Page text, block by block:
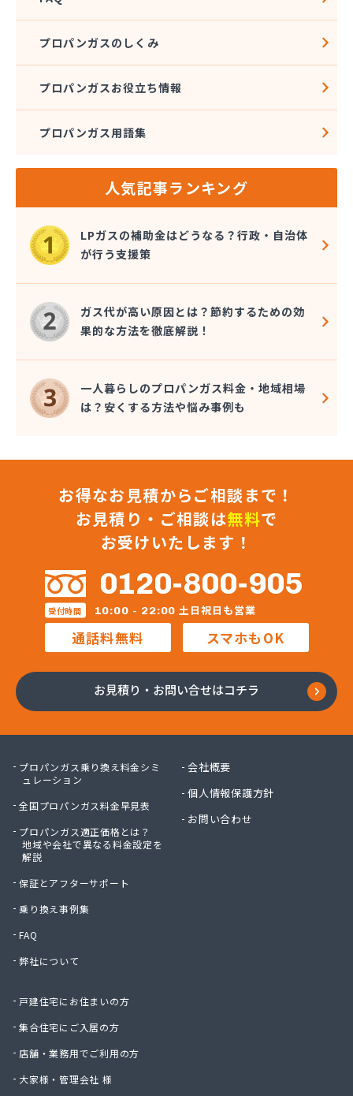
上松プロパン株式会社
新谷商店
西島石油
西日本石油瓦斯株式会社
大一ガス株式会社
大一ガス株式会社 東予営業所
大一ガス株式会社 南予営業所
大一ガス株式会社 四国中央営業所
大一ガス株式会社 宇和島営業所
大和酸素工業株式会社
朝日燃料店
長谷川ガス株式会社
長谷川酸素株式会社
東予液化ガス株式会社 オートガス南高下営業所
東予液化ガス株式会社 喜田村事業所
東予液化ガス株式会社 本社
藤村石油株式会社 エネルギー事業部-松山
藤村石油株式会社 本社
南予ガス協業組合
日豊ガス
日野燃料店有限会社
八原産業
美須賀燃料店
武智燃料店
福泉株式会社
宝ガス株式会社
毛利燃料店
木村プロパン
有限会社ニッタンガス
有限会社ヨコガワ
有限会社越智商会
有限会社吉井プロパン
有限会社玉川液化ガス
有限会社溝田石油
有限会社坂東ガス店
有限会社三翔ガス
有限会社小野商店
有限会社昭英ガス
有限会社椙野ガス
有限会社石丸ガス商会
有限会社大政ガス
有限会社大西太商店
プロパンガスのしくみ
プロパンガスお役立ち情報
プロパンガス用語集
人気記事ランキング
LPガスの補助金はどうなる？行政・自治体
が行う支援策
ガス代が高い原因とは？節約するための効
果的な方法を徹底解説！
一人暮らしのプロパンガス料金・地域相場
は？安くする方法や悩み事例も
お得なお見積からご相談まで！
お見積り・ご相談は無料で
お受けいたします！
0120-800-905
受付時間 10:00 - 22:00 土日祝日も営業
通話料無料 スマホもOK
お見積り・お問い合せはコチラ
プロパンガス乗り換え料金シミ
ュレーション
全国プロパンガス料金早見表
プロパンガス適正価格とは？
地域や会社で異なる料金設定を
解説
保証とアフターサポート
乗り換え事例集
FAQ
弊社について
戸建住宅にお住まいの方
集合住宅にご入居の方
店舗・業務用でご利用の方
大家様・管理会社 様
会社概要
個人情報保護方針
お問い合わせ